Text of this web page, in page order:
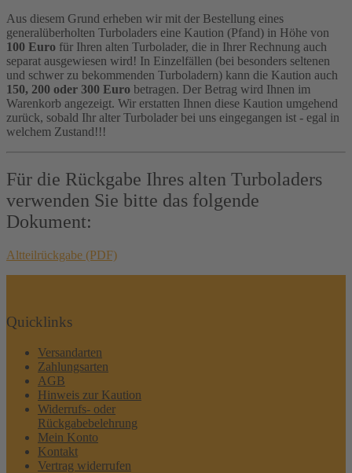
Aus diesem Grund erheben wir mit der Bestellung eines
generalüberholten Turboladers eine Kaution (Pfand) in Höhe von
100 Euro für Ihren alten Turbolader, die in Ihrer Rechnung auch
separat ausgewiesen wird! In Einzelfällen (bei besonders seltenen
und schwer zu bekommenden Turboladern) kann die Kaution auch
150, 200 oder 300 Euro betragen. Der Betrag wird Ihnen im
Warenkorb angezeigt. Wir erstatten Ihnen diese Kaution umgehend
zurück, sobald Ihr alter Turbolader bei uns eingegangen ist - egal in
welchem Zustand!!!
Für die Rückgabe Ihres alten Turboladers
verwenden Sie bitte das folgende
Dokument:
Altteilrückgabe (PDF)
Quicklinks
Versandarten
Zahlungsarten
AGB
Hinweis zur Kaution
Widerrufs- oder
Rückgabebelehrung
Mein Konto
Kontakt
Vertrag widerrufen